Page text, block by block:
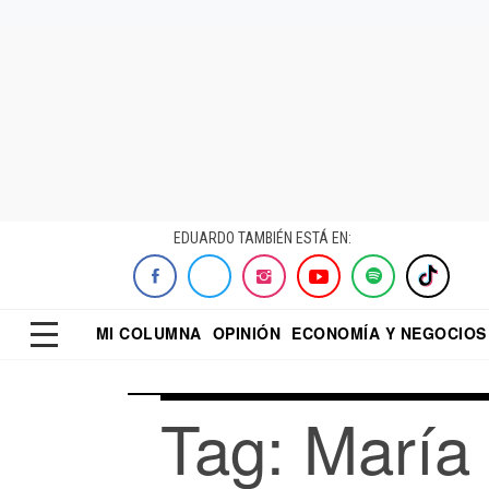
EDUARDO TAMBIÉN ESTÁ EN:
MI COLUMNA OPINIÓN ECONOMÍA Y NEGOCIOS
Tag: